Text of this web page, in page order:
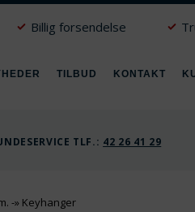
Billig forsendelse
TILBUD KONTAKT
TLF.: 42 26 41 29
-» Keyhanger